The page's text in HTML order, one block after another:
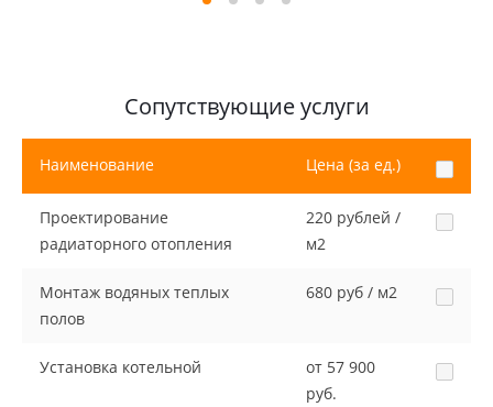
Сопутствующие услуги
Наименование Цена (за ед.)
Проектирование
радиаторного отопления
220 рублей /
м2
Монтаж водяных теплых
полов
680 руб / м2
Установка котельной
от 57 900
руб.